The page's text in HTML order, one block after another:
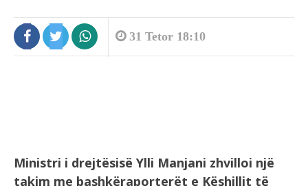
31 Tetor 18:10
Ministri i drejtësisë Ylli Manjani zhvilloi një
takim me bashkëraporterët e Këshillit të